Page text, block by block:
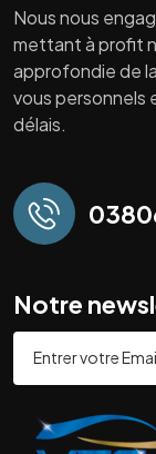
Nous nous
mettant à profit
approfondie de
vous personnels
délais.
Notre